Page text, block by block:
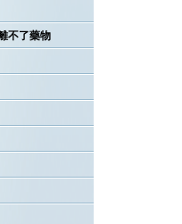
不了藥物